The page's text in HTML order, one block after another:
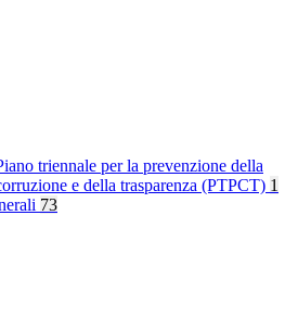
triennale per la prevenzione della
e della trasparenza (PTPCT) 1
73